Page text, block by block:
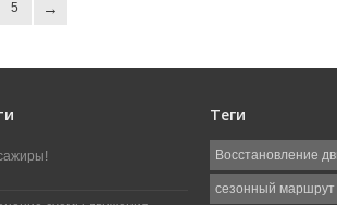
5
Теги
Восстановление
сезонный маршрут